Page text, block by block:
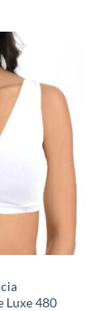
Luxe 480